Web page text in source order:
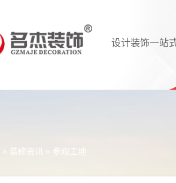
设计装饰一站
» 装修资讯 » 参观工地